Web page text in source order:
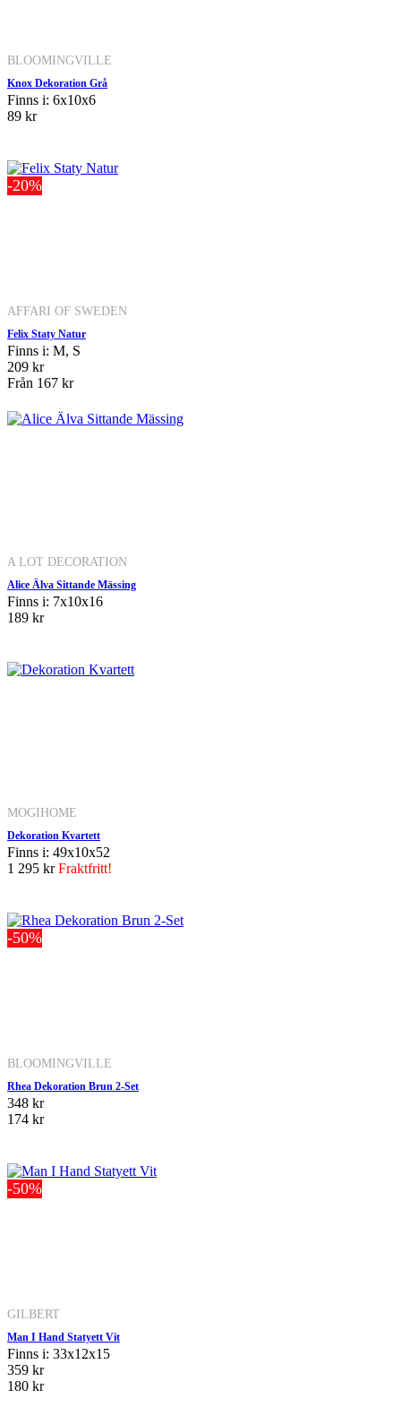
BLOOMINGVILLE
Knox Dekoration Grå
Finns i: 6x10x6
89 kr
-20%
AFFARI OF SWEDEN
Felix Staty Natur
Finns i: M, S
209 kr
Från 167 kr
A LOT DECORATION
Alice Älva Sittande Mässing
Finns i: 7x10x16
189 kr
MOGIHOME
Dekoration Kvartett
Finns i: 49x10x52
1 295 krFraktfritt!
-50%
BLOOMINGVILLE
Rhea Dekoration Brun 2-Set
348 kr
174 kr
-50%
GILBERT
Man I Hand Statyett Vit
Finns i: 33x12x15
359 kr
180 kr